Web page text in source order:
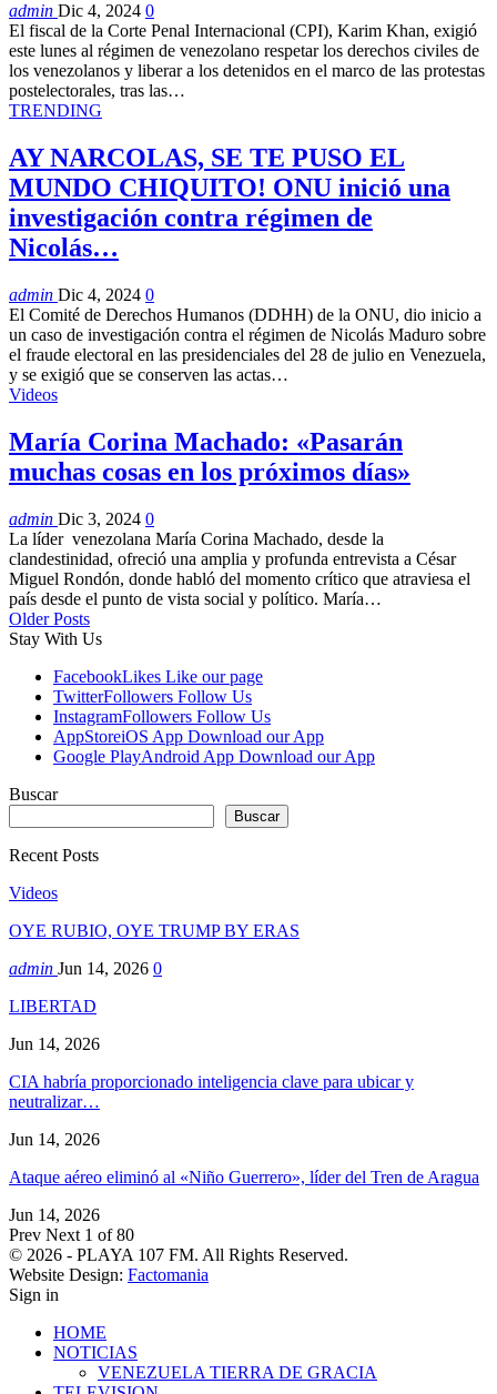
admin Dic 4, 2024 0
El fiscal de la Corte Penal Internacional (CPI), Karim Khan, exigió
este lunes al régimen de venezolano respetar los derechos civiles de
los venezolanos y liberar a los detenidos en el marco de las protestas
postelectorales, tras las…
TRENDING
AY NARCOLAS, SE TE PUSO EL
MUNDO CHIQUITO! ONU inició una
investigación contra régimen de
Nicolás…
admin Dic 4, 2024 0
El Comité de Derechos Humanos (DDHH) de la ONU, dio inicio a
un caso de investigación contra el régimen de Nicolás Maduro sobre
el fraude electoral en las presidenciales del 28 de julio en Venezuela,
y se exigió que se conserven las actas…
Videos
María Corina Machado: «Pasarán
muchas cosas en los próximos días»
admin Dic 3, 2024 0
La líder venezolana María Corina Machado, desde la
clandestinidad, ofreció una amplia y profunda entrevista a César
Miguel Rondón, donde habló del momento crítico que atraviesa el
país desde el punto de vista social y político. María…
Older Posts
Stay With Us
FacebookLikes Like our page
TwitterFollowers Follow Us
InstagramFollowers Follow Us
AppStoreiOS App Download our App
Google PlayAndroid App Download our App
Buscar
Buscar
Recent Posts
Videos
OYE RUBIO, OYE TRUMP BY ERAS
admin Jun 14, 2026 0
LIBERTAD
Jun 14, 2026
CIA habría proporcionado inteligencia clave para ubicar y
neutralizar…
Jun 14, 2026
Ataque aéreo eliminó al «Niño Guerrero», líder del Tren de Aragua
Jun 14, 2026
Prev Next 1 of 80
© 2026 - PLAYA 107 FM. All Rights Reserved.
Website Design: Factomania
Sign in
HOME
NOTICIAS
VENEZUELA TIERRA DE GRACIA